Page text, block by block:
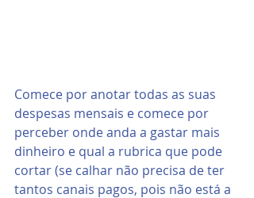
Comece por anotar todas as suas
despesas mensais e comece por
perceber onde anda a gastar mais
dinheiro e qual a rubrica que pode
cortar (se calhar não precisa de ter
tantos canais pagos, pois não está a